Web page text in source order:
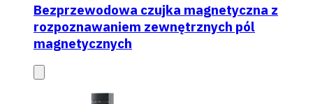
Bezprzewodowa czujka magnetyczna z
rozpoznawaniem zewnętrznych pól
magnetycznych